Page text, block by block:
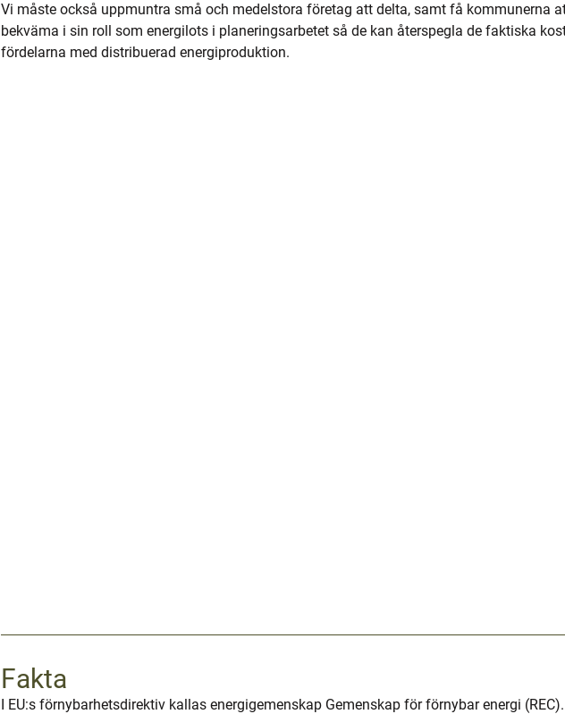
Vi måste också uppmuntra små och medelstora företag att delta, samt få kommunerna
bekväma i sin roll som energilots i planeringsarbetet så de kan återspegla de faktiska
fördelarna med distribuerad energiproduktion.
Fakta
I EU:s förnybarhetsdirektiv kallas energigemenskap Gemenskap för förnybar energi (REC).